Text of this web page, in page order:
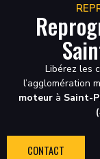
Libérez les
l’agglomération
moteurà Saint-
CONTACT